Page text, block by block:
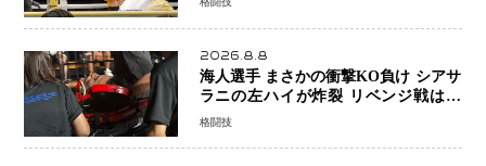
ーで完全決着
2026.8.8
海人選手 まさかの衝撃KO負け シアサ
ラニの左ハイが炸裂 リベンジ戦は一
瞬で決着
格闘技